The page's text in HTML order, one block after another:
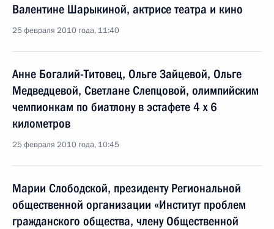
Валентине Шарыкиной, актрисе театра и кино
25 февраля 2010 года, 11:40
Анне Богалий-Титовец, Ольге Зайцевой, Ольге
Медведцевой, Светлане Слепцовой, олимпийским
чемпионкам по биатлону в эстафете 4 х 6
километров
25 февраля 2010 года, 10:45
Марии Слободской, президенту Региональной
общественной организации «Институт проблем
гражданского общества, члену Общественной